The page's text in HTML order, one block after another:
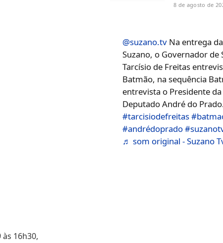
16h30,
8 de agosto de
@suzano.tv Na entrega
Suzano, o Governador de
Tarcísio de Freitas
Batmão, na sequência
entrevista o Presidente da
Deputado André do
#tarcisiodefreitas
#andrédoprado
♬ som original - Suzano